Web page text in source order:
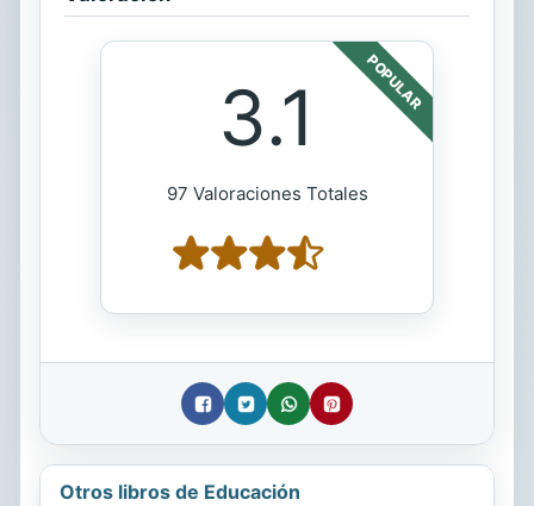
POPULAR
3.1
97 Valoraciones Totales
Otros libros de Educación